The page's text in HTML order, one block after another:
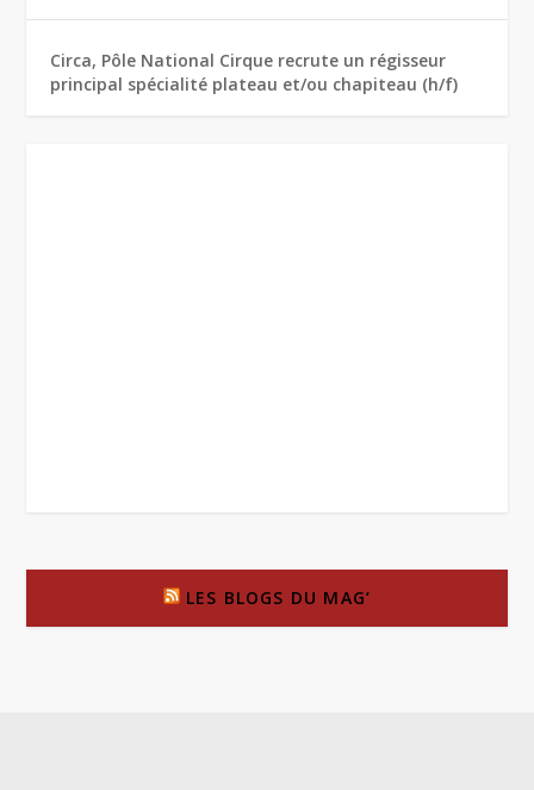
Circa, Pôle National Cirque recrute un régisseur
principal spécialité plateau et/ou chapiteau (h/f)
LES BLOGS DU MAG’